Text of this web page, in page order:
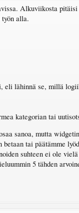
Alkuviikosta
alla.
eli lähinnä se, millä
kategorian tai
sanoa, mutta
tai päätämme
suhteen ei ole
5 tähden